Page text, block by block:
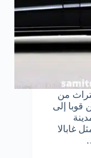
من
إلى
غابالا